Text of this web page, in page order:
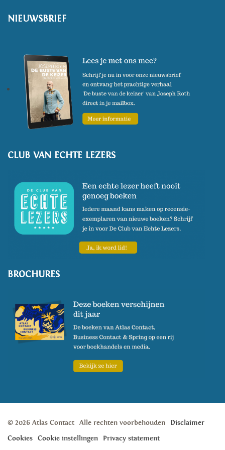
NIEUWSBRIEF
CLUB VAN ECHTE LEZERS
BROCHURES
© 2026 Atlas Contact Alle rechten voorbehouden
Disclaimer
Cookies
Cookie instellingen Privacy statement